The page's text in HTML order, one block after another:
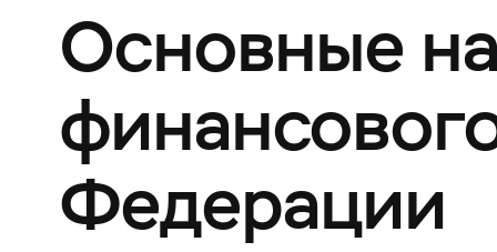
Основные
Федерации